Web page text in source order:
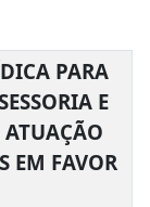
PARA
E
EM FAVOR